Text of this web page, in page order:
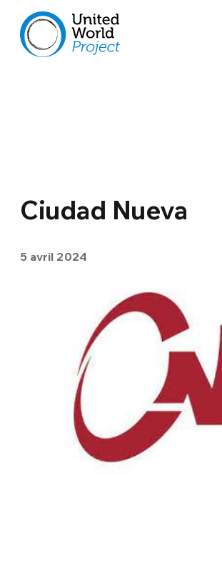
Ciudad Nueva
5 avril 2024